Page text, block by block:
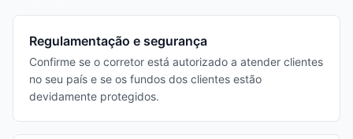
Regulamentação e segurança
Confirme se o corretor está autorizado a atender clientes
no seu país e se os fundos dos clientes estão
devidamente protegidos.